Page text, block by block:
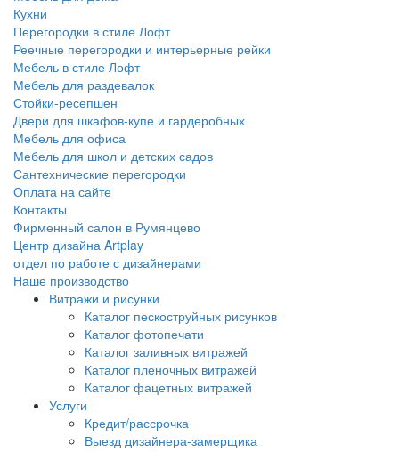
Кухни
Перегородки в стиле Лофт
Реечные перегородки и интерьерные рейки
Мебель в стиле Лофт
Мебель для раздевалок
Стойки-ресепшен
Двери для шкафов-купе и гардеробных
Мебель для офиса
Мебель для школ и детских садов
Сантехнические перегородки
Оплата на сайте
Контакты
Фирменный салон в Румянцево
Центр дизайна Artplay
отдел по работе с дизайнерами
Наше производство
Витражи и рисунки
Каталог пескоструйных рисунков
Каталог фотопечати
Каталог заливных витражей
Каталог пленочных витражей
Каталог фацетных витражей
Услуги
Кредит/рассрочка
Выезд дизайнера-замерщика